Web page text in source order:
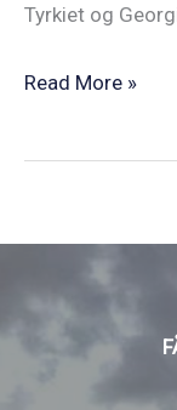
Tyrkiet og
Read More »